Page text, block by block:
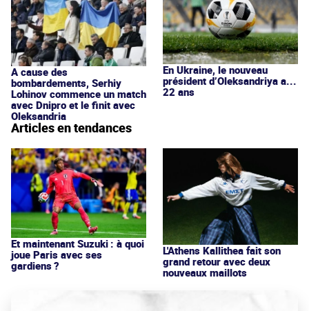
A cause des
bombardements, Serhiy
Lohinov commence un match
avec Dnipro et le finit avec
Oleksandria
En Ukraine, le nouveau
président d’Oleksandriya a...
22 ans
Articles en tendances
Et maintenant Suzuki : à quoi
joue Paris avec ses
gardiens ?
L'Athens Kallithea fait son
grand retour avec deux
nouveaux maillots